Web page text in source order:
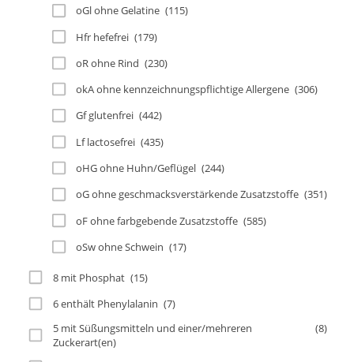
oGl ohne Gelatine (115)
Hfr hefefrei (179)
oR ohne Rind (230)
okA ohne kennzeichnungspflichtige Allergene (306)
Gf glutenfrei (442)
Lf lactosefrei (435)
oHG ohne Huhn/Geflügel (244)
oG ohne geschmacksverstärkende Zusatzstoffe (351)
oF ohne farbgebende Zusatzstoffe (585)
oSw ohne Schwein (17)
8 mit Phosphat (15)
6 enthält Phenylalanin (7)
5 mit Süßungsmitteln und einer/mehreren
Zuckerart(en)
(8)